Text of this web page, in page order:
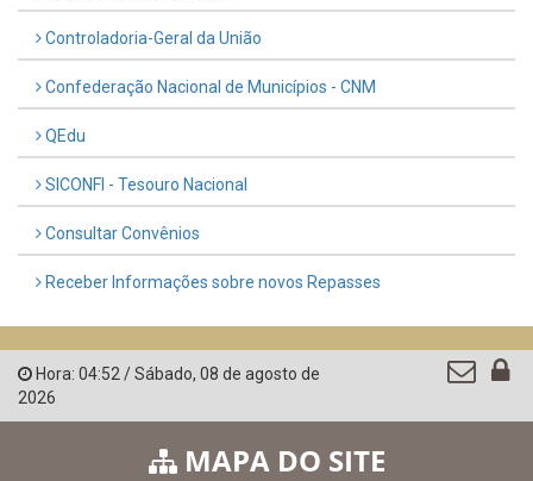
Controladoria-Geral da União
Confederação Nacional de Municípios - CNM
QEdu
SICONFI - Tesouro Nacional
Consultar Convênios
Receber Informações sobre novos Repasses
Hora: 04:52 /Sábado, 08 de agosto de
2026
MAPA DO SITE